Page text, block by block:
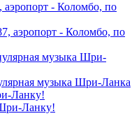
аэропорт - Коломбо, по
аэропорт - Коломбо, по
музыка Шри-
музыка Шри-Ланка
Ланку!
Ланку!